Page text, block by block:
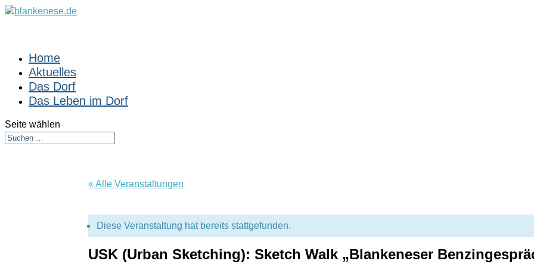
Home
Aktuelles
Das Dorf
Das Leben im Dorf
Seite wählen
« Alle Veranstaltungen
Diese Veranstaltung hat bereits stattgefunden.
USK (Urban Sketching): Sketch Walk „Blankeneser